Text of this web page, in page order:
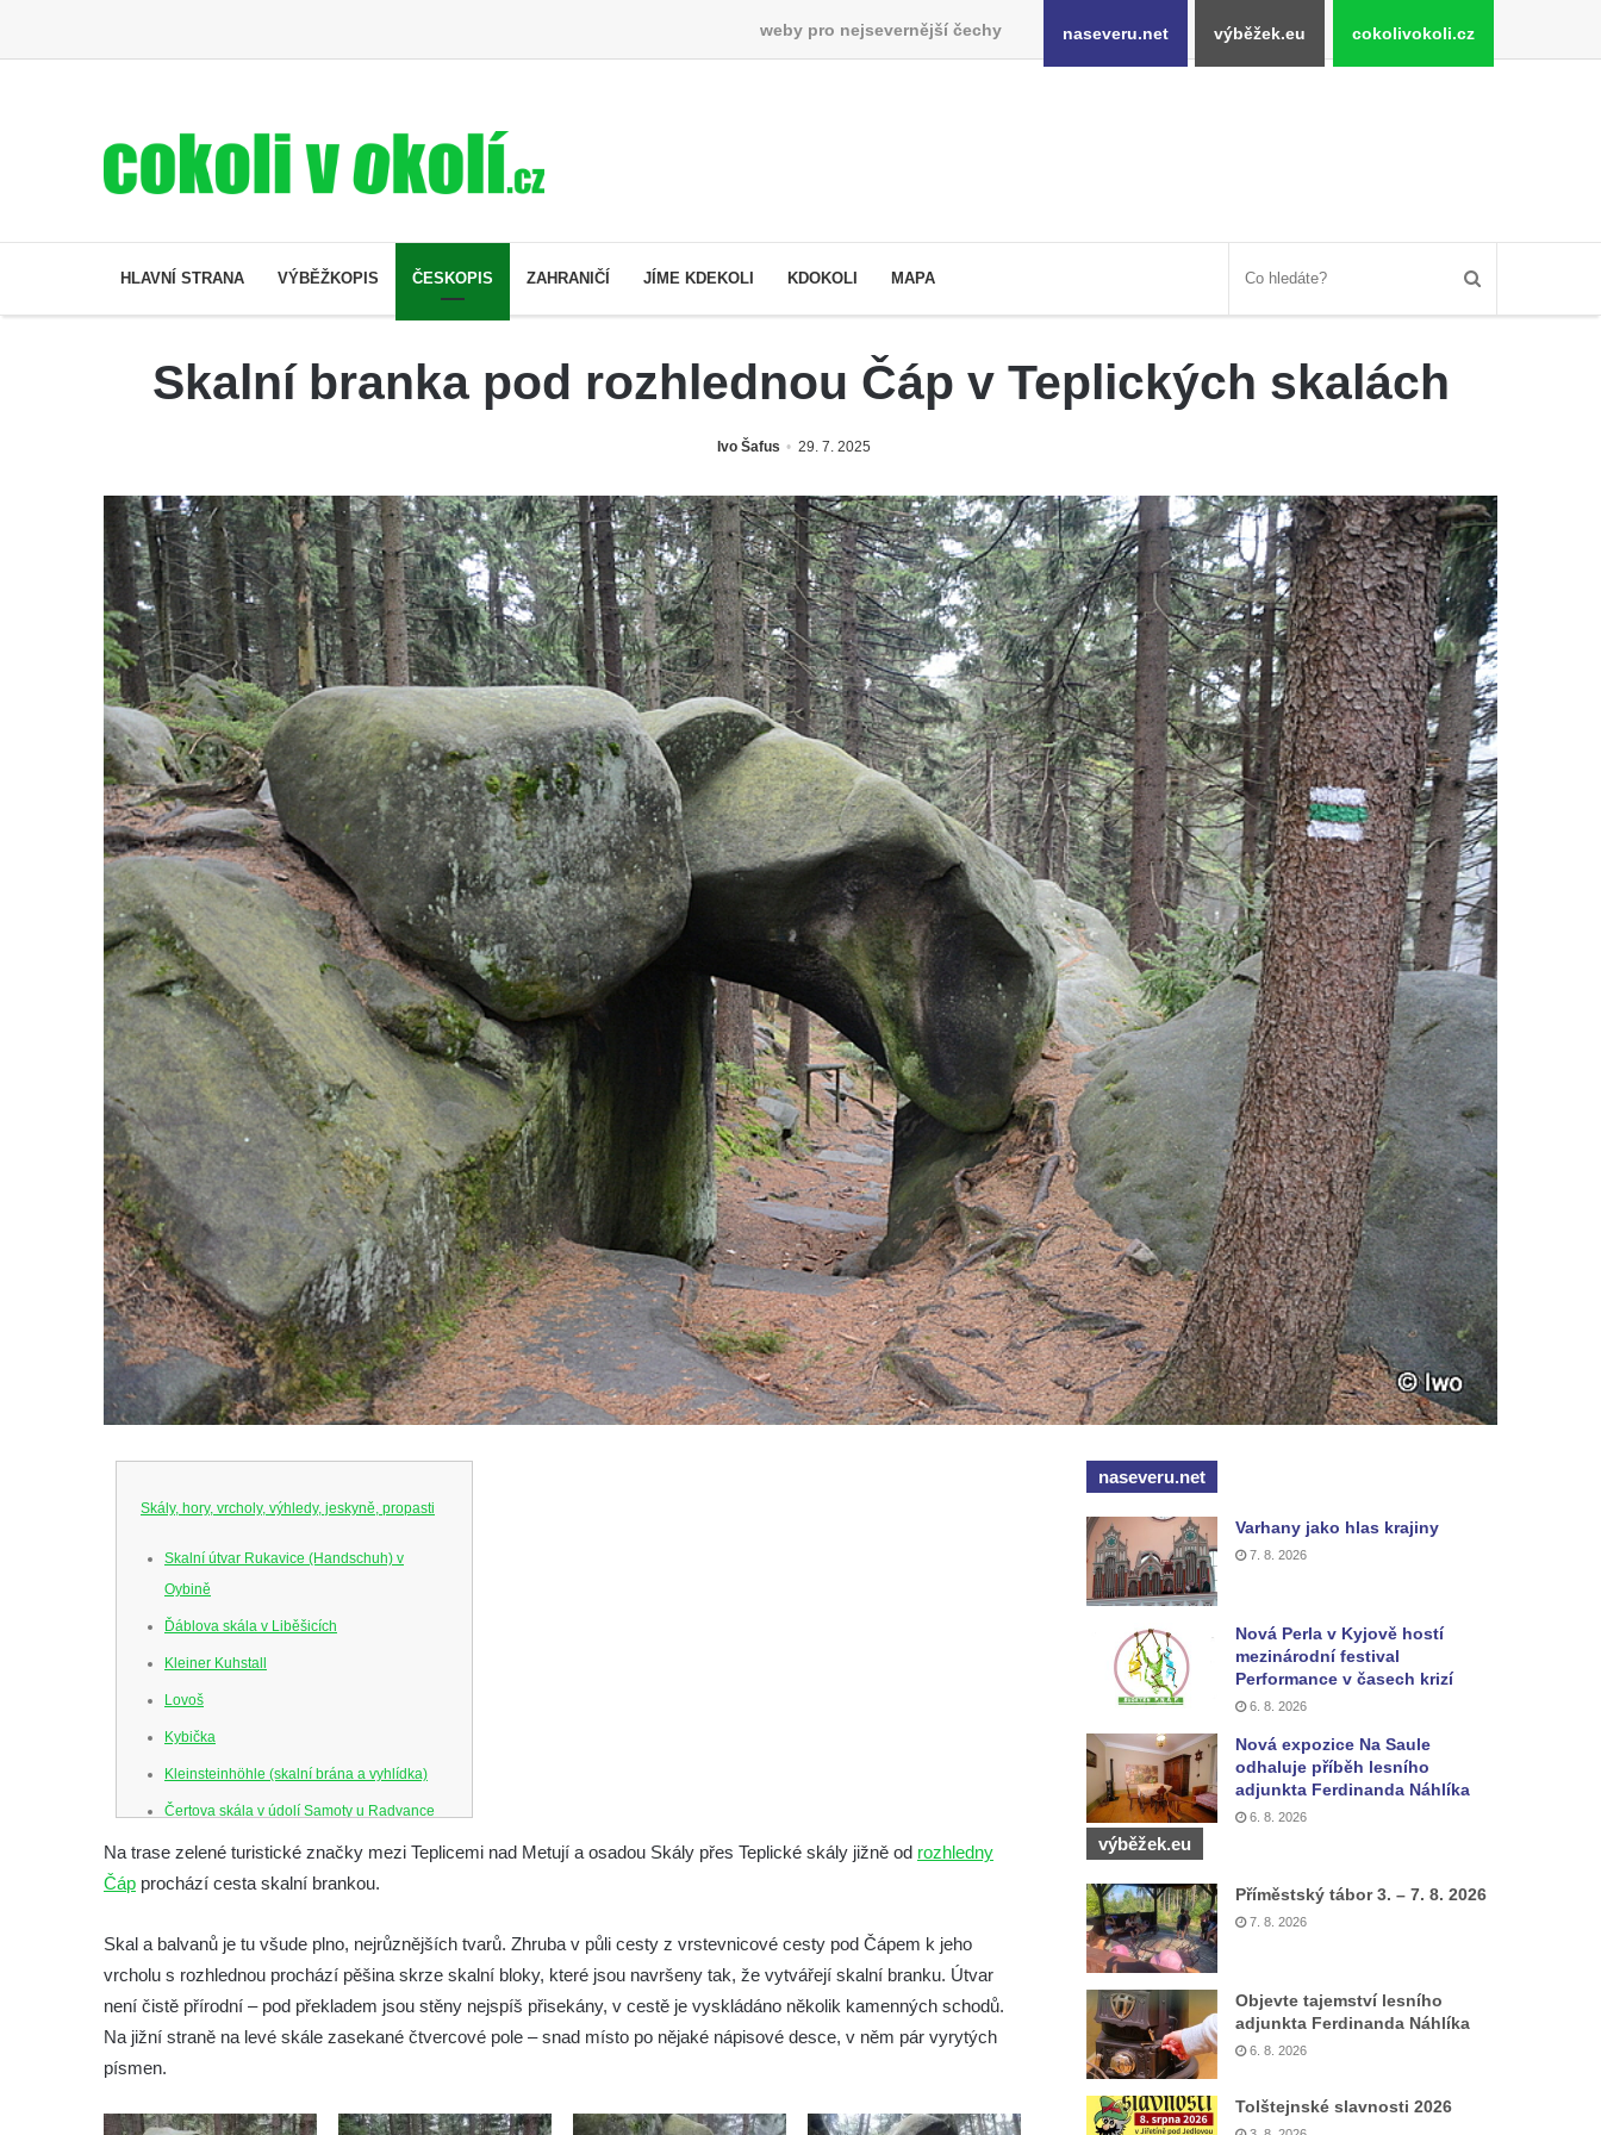
weby pro nejsevernější čechy naseveru.net výběžek.eu cokolivokoli.cz
HLAVNÍ STRANA VÝBĚŽKOPIS ČESKOPIS ZAHRANIČÍ JÍME KDEKOLI KDOKOLI MAPA
Skalní branka pod rozhlednou Čáp v Teplických skalách
Ivo Šafus 29. 7. 2025
Skály, hory, vrcholy, výhledy, jeskyně, propasti
Skalní útvar Rukavice (Handschuh) v
Oybině
Ďáblova skála v Liběšicích
Kleiner Kuhstall
Lovoš
Kybička
Kleinsteinhöhle (skalní brána a vyhlídka)
Čertova skála v údolí Samoty u Radvance
Skalní branka pod rozhlednou Čáp v
Teplických skalách
skalách
Vyhlídka Lokomotiva v Teplických skalách
Kamenná brána v Broumovských stěnách
Koruna v Broumovských stěnách
Na trase zelené turistické značky mezi Teplicemi nad Metují a osadou Skály přes Teplické skály jižně od rozhledny
Čáp prochází cesta skalní brankou.
Skal a balvanů je tu všude plno, nejrůznějších tvarů. Zhruba v půli cesty z vrstevnicové cesty pod Čápem k jeho
vrcholu s rozhlednou prochází pěšina skrze skalní bloky, které jsou navršeny tak, že vytvářejí skalní branku. Útvar
není čistě přírodní – pod překladem jsou stěny nejspíš přisekány, v cestě je vyskládáno několik kamenných schodů.
Na jižní straně na levé skále zasekané čtvercové pole – snad místo po nějaké nápisové desce, v něm pár vyrytých
písmen.
naseveru.net
Varhany jako hlas krajiny
7. 8. 2026
Nová Perla v Kyjově hostí
mezinárodní festival
Performance v časech krizí
6. 8. 2026
Nová expozice Na Saule
odhaluje příběh lesního
adjunkta Ferdinanda Náhlíka
6. 8. 2026
výběžek.eu
Příměstský tábor 3. – 7. 8. 2026
7. 8. 2026
Objevte tajemství lesního
adjunkta Ferdinanda Náhlíka
6. 8. 2026
Tolštejnské slavnosti 2026